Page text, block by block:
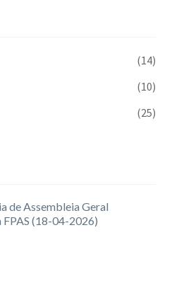
(14)
(10)
(25)
de Assembleia Geral
(18-04-2026)